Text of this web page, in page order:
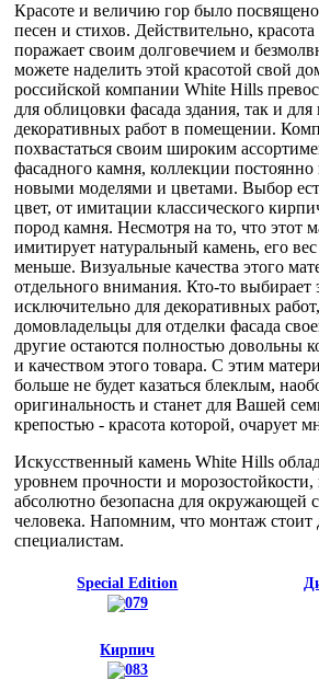
Красоте и величию гор было
песен и стихов. Действительно,
поражает своим долговечием и
можете наделить этой красотой свой
российской компании White Hills
для облицовки фасада здания, так и
декоративных работ в помещении.
похвастаться своим широким
фасадного камня, коллекции
новыми моделями и цветами. Выбор
цвет, от имитации классического
пород камня. Несмотря на то, что этот
имитирует натуральный камень, его вес
меньше. Визуальные качества этого
отдельного внимания. Кто-то
исключительно для декоративных
домовладельцы для отделки фасада
другие остаются полностью довольны
и качеством этого товара. С этим
больше не будет казаться блеклым,
оригинальность и станет для Вашей
крепостью - красота которой, очарует
Искусственный камень White Hills
уровнем прочности и
абсолютно безопасна для окружающей
человека. Напомним, что монтаж стоит
специалистам.
Special Edition
Кирпич